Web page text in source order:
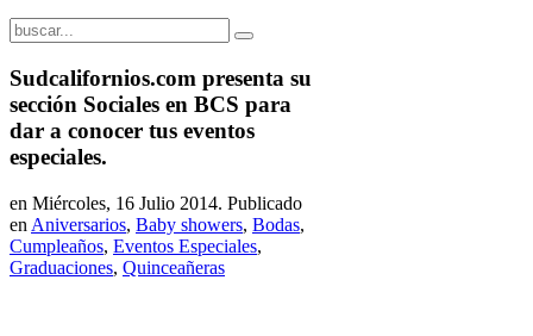
Sudcalifornios.com presenta su
sección Sociales en BCS para
dar a conocer tus eventos
especiales.
en Miércoles, 16 Julio 2014. Publicado
en Aniversarios, Baby showers, Bodas,
Cumpleaños, Eventos Especiales,
Graduaciones, Quinceañeras